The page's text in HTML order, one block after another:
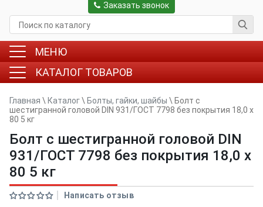
Заказать звонок
МЕНЮ
КАТАЛОГ ТОВАРОВ
Главная \ Каталог\ Болты, гайки, шайбы \ Болт с
шестигранной головой DIN 931/ГОСТ 7798 без покрытия 18,0 x
80 5 кг
Болт с шестигранной головой DIN
931/ГОСТ 7798 без покрытия 18,0 x
80 5 кг
Написать отзыв